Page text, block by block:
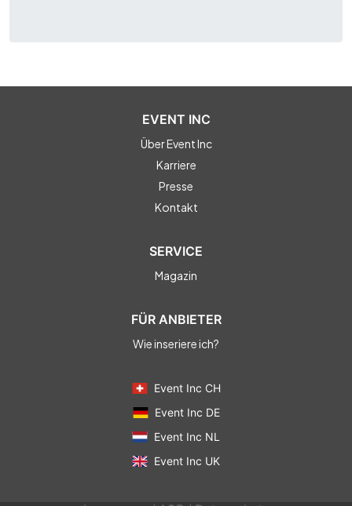
EVENT INC
Über Event Inc
Karriere
Presse
Kontakt
SERVICE
Magazin
FÜR ANBIETER
Wie inseriere ich?
Event Inc CH
Event Inc DE
Event Inc NL
Event Inc UK